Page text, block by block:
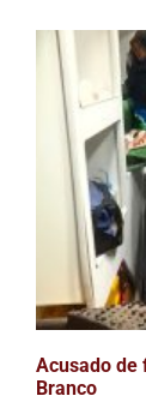
Acusado de
Branco